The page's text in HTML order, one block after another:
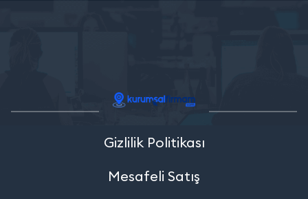
Gizlilik Politikası
Mesafeli Satış